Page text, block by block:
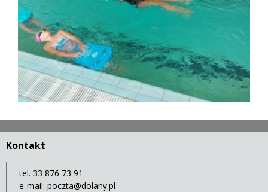
Kontakt
tel. 33 876 73 91
e-mail: poczta@dolany.pl